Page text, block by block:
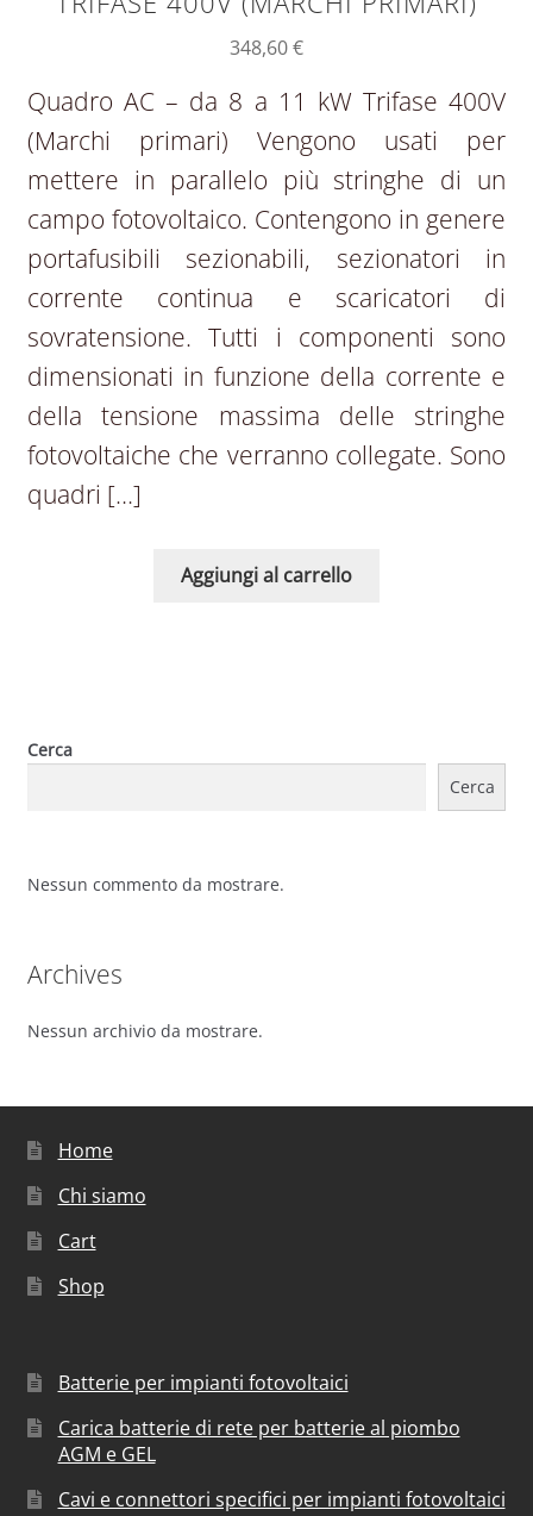
348,60€
Quadro AC – da 8 a 11 kW Trifase 400V
(Marchi primari) Vengono usati per
mettere in parallelo più stringhe di un
campo fotovoltaico. Contengono in genere
portafusibili sezionabili, sezionatori in
corrente continua e scaricatori di
sovratensione. Tutti i componenti sono
dimensionati in funzione della corrente e
della tensione massima delle stringhe
fotovoltaiche che verranno collegate. Sono
quadri […]
Aggiungi al carrello
Cerca
Cerca
Nessun commento da mostrare.
Archives
Nessun archivio da mostrare.
Home
Chi siamo
Cart
Shop
Batterie per impianti fotovoltaici
Carica batterie di rete per batterie al piombo
AGM e GEL
Cavi e connettori specifici per impianti fotovoltaici